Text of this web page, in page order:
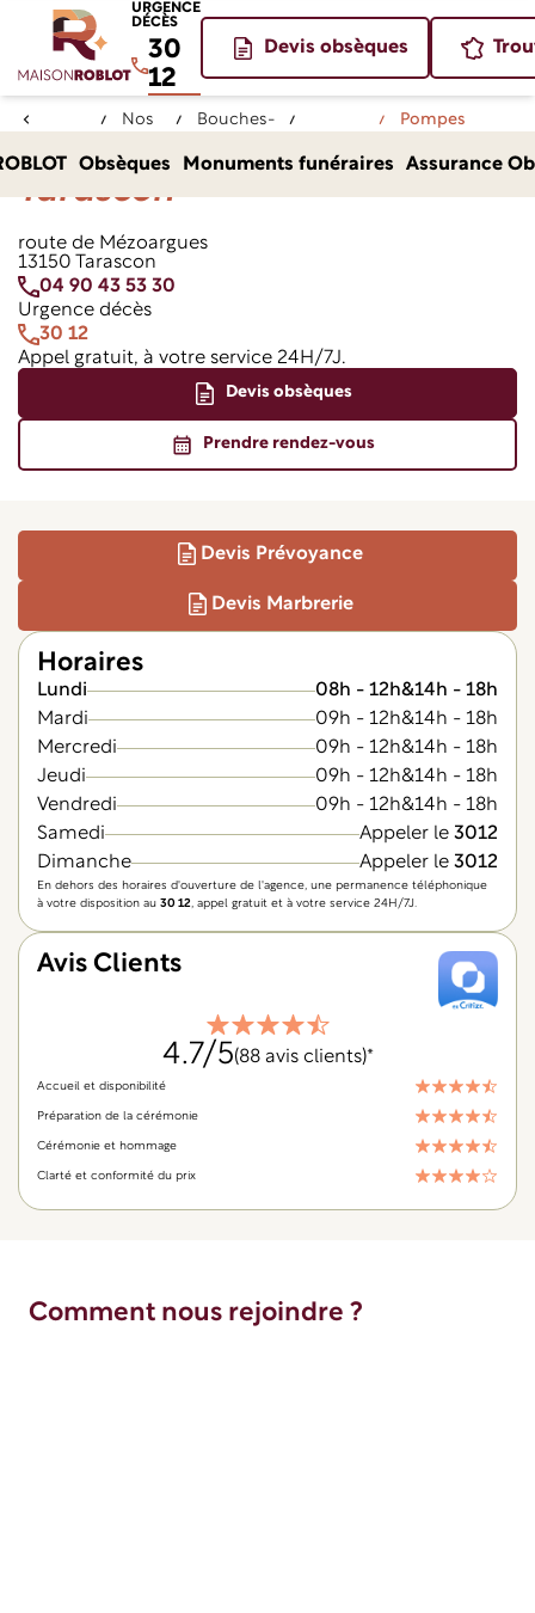
URGENCE
DÉCÈS
30
12
Devis obsèques
Obsèques Monuments funéraires Assurance
Nos
Bouches-
(13)
Pompes
Tarascon
Pompes Funèbres Roblot
Tarascon
route de Mézoargues
13150 Tarascon
04 90 43 53 30
Urgence décès
30 12
Appel gratuit, à votre service 24H/7J.
Devis obsèques
Prendre rendez-vous
Devis Prévoyance
Devis Marbrerie
Horaires
Lundi 08h - 12h&14h - 18h
Mardi
09h - 12h&14h - 18h
Mercredi
09h - 12h&14h - 18h
Jeudi
09h - 12h&14h - 18h
Vendredi
09h - 12h&14h - 18h
Samedi
Appeler le 3012
Dimanche
Appeler le 3012
En dehors des horaires d'ouverture de l'agence, une permanence téléphonique
à votre disposition au 30 12, appel gratuit et à votre service 24H/7J.
Avis Clients
4.7/5(88 avis clients)*
Accueil et disponibilité
Préparation de la cérémonie
Cérémonie et hommage
Clarté et conformité du prix
Comment nous rejoindre ?